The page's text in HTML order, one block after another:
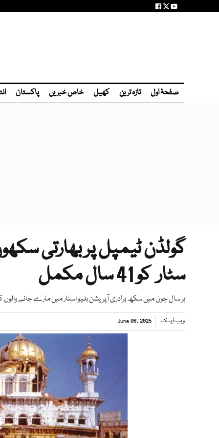
صفحۂ اول تازہ ترین کھیل خاص خبریں پاکستان
گولڈن ٹیمپل پر بھارتی
سٹار کو 41 سال مکمل
ہر سال جون میں سکھ برادری آپریشن بلیو اسٹار میں مارے جانے
ویب ڈیسک June 06, 2025